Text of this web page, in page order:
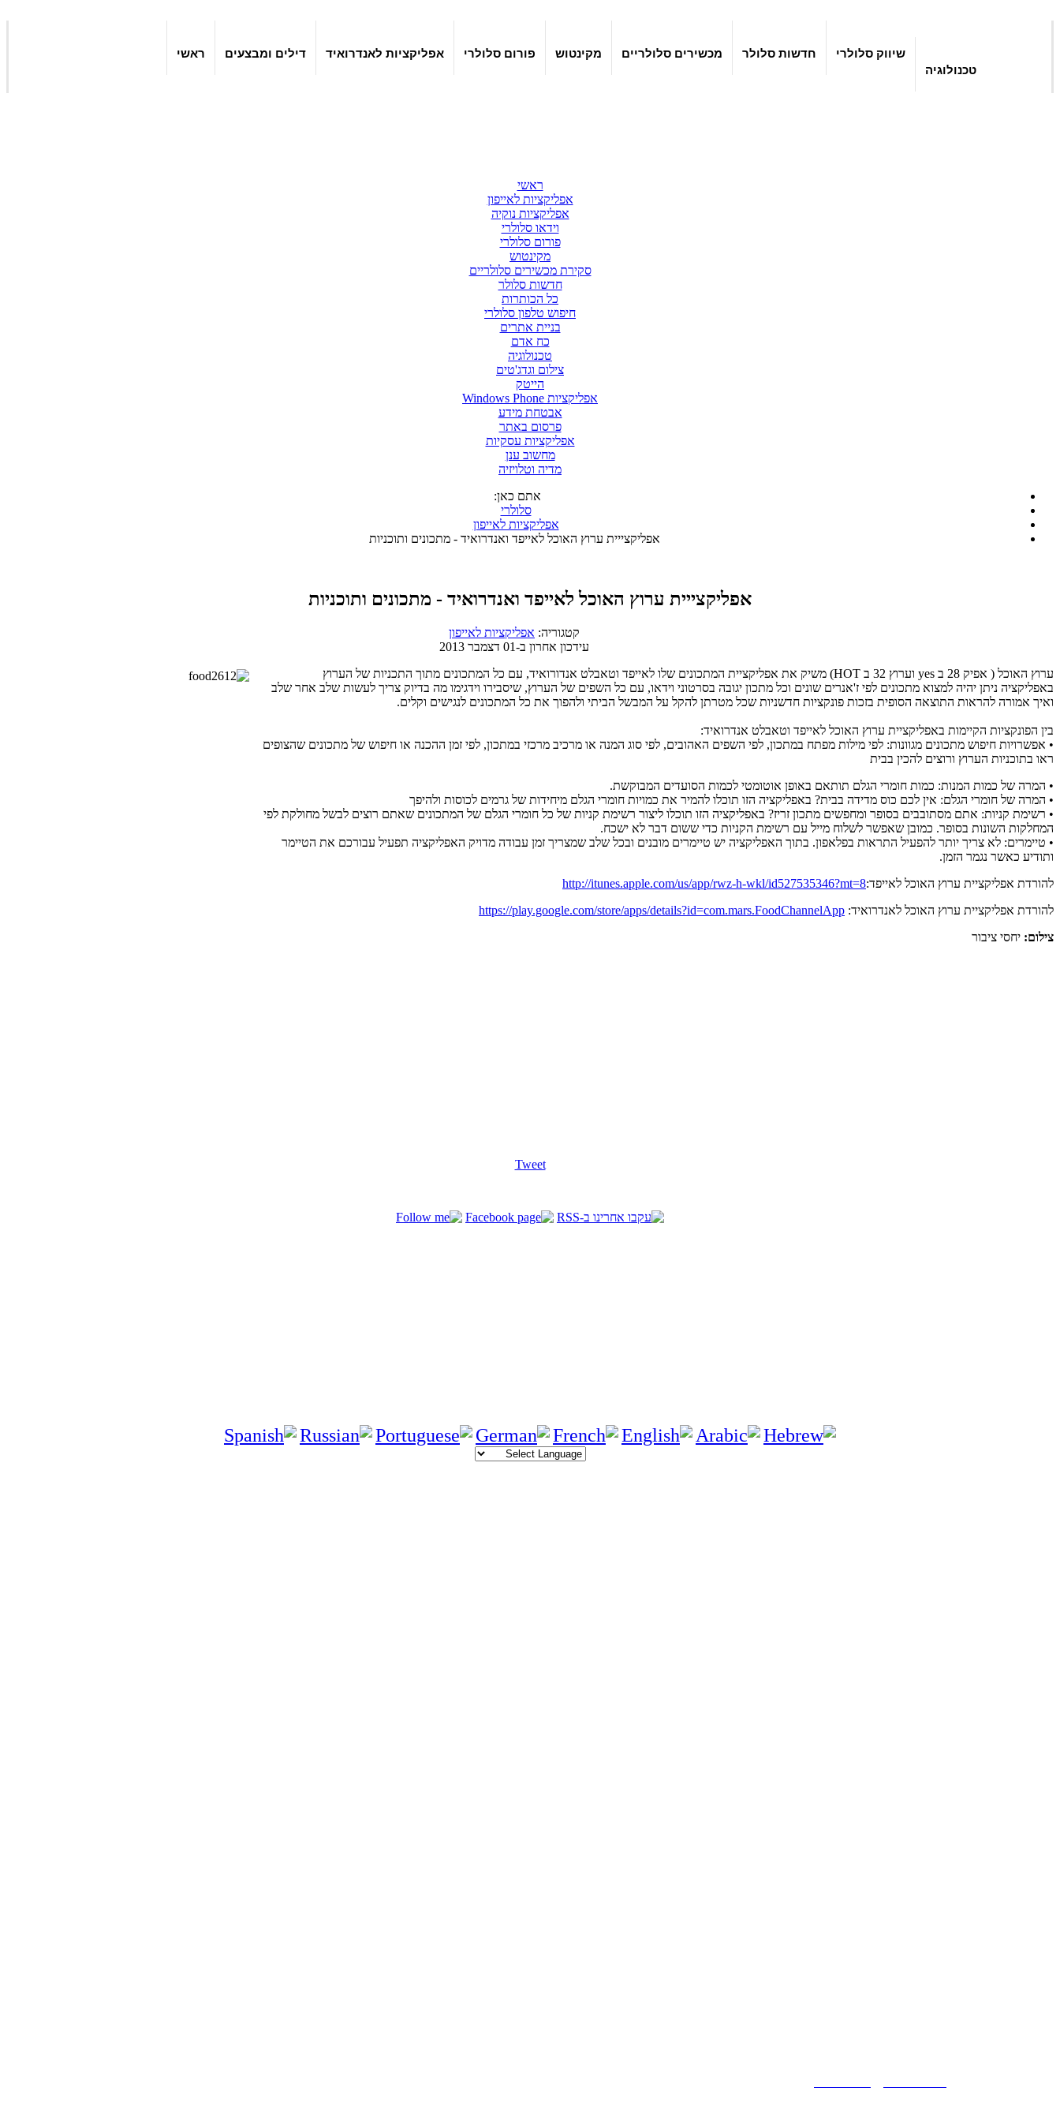
ראשי דילים ומבצעים אפליקציות לאנדרואיד פורום סלולרי מקינטוש מכשירים סלולריים חדשות סלולר
שיווק סלולרי
טכנולוגיה
ראשי
אפליקציות לאייפון
אפליקציות נוקיה
וידאו סלולרי
פורום סלולרי
מקינטוש
סקירת מכשירים סלולריים
חדשות סלולר
כל הכותרות
חיפוש טלפון סלולרי
בניית אתרים
כח אדם
טכנולוגיה
צילום וגדג'טים
הייטק
אפליקציות Windows Phone
אבטחת מידע
פרסום באתר
אפליקציות עסקיות
מחשוב ענן
מדיה וטלויזיה
אתם כאן:
סלולרי
אפליקציות לאייפון
אפליקצייית ערוץ האוכל לאייפד ואנדרואיד - מתכונים ותוכניות
אפליקצייית ערוץ האוכל לאייפד ואנדרואיד - מתכונים ותוכניות
קטגוריה: אפליקציות לאייפון
עידכון אחרון ב-01 דצמבר 2013
ערוץ האוכל ( אפיק 28 ב yes וערוץ 32 ב HOT) משיק את אפליקציית המתכונים שלו לאייפד וטאבלט אנדורואיד, עם כל המתכונים מתוך התכניות של הערוץ
באפליקציה ניתן יהיה למצוא מתכונים לפי ז'אנרים שונים וכל מתכון יגובה בסרטוני וידאו, עם כל השפים של הערוץ, שיסבירו וידגימו מה בדיוק צריך לעשות שלב אחר שלב
ואיך אמורה להראות התוצאה הסופית בזכות פונקציות חדשניות שכל מטרתן להקל על המבשל הביתי ולהפוך את כל המתכונים לנגישים וקלים.
בין הפונקציות הקיימות באפליקציית ערוץ האוכל לאייפד וטאבלט אנדרואיד:
• אפשרויות חיפוש מתכונים מגוונות: לפי מילות מפתח במתכון, לפי השפים האהובים, לפי סוג המנה או מרכיב מרכזי במתכון, לפי זמן ההכנה או חיפוש של מתכונים שהצופים
ראו בתוכניות הערוץ ורוצים להכין בבית
• המרה של כמות המנות: כמות חומרי הגלם תותאם באופן אוטומטי לכמות הסועדים המבוקשת.
• המרה של חומרי הגלם: אין לכם כוס מדידה בבית? באפליקציה הזו תוכלו להמיר את כמויות חומרי הגלם מיחידות של גרמים לכוסות ולהיפך
• רשימת קניות: אתם מסתובבים בסופר ומחפשים מתכון זריז? באפליקציה הזו תוכלו ליצור רשימת קניות של כל חומרי הגלם של המתכונים שאתם רוצים לבשל מחולקת לפי
המחלקות השונות בסופר. כמובן שאפשר לשלוח מייל עם רשימת הקניות כדי ששום דבר לא ישכח.
• טיימרים: לא צריך יותר להפעיל התראות בפלאפון. בתוך האפליקציה יש טיימרים מובנים ובכל שלב שמצריך זמן עבודה מדויק האפליקציה תפעיל עבורכם את הטיימר
ותודיע כאשר נגמר הזמן.
להורדת אפליקציית ערוץ האוכל לאייפד:http://itunes.apple.com/us/app/rwz-h-wkl/id527535346?mt=8
להורדת אפליקציית ערוץ האוכל לאנדרואיד: https://play.google.com/store/apps/details?id=com.mars.FoodChannelApp
צילום: יחסי ציבור
Tweet